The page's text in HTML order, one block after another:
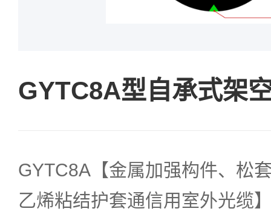
GYTC8A型自承式架
GYTC8A【金属加强构件、松
乙烯粘结护套通信用室外光缆